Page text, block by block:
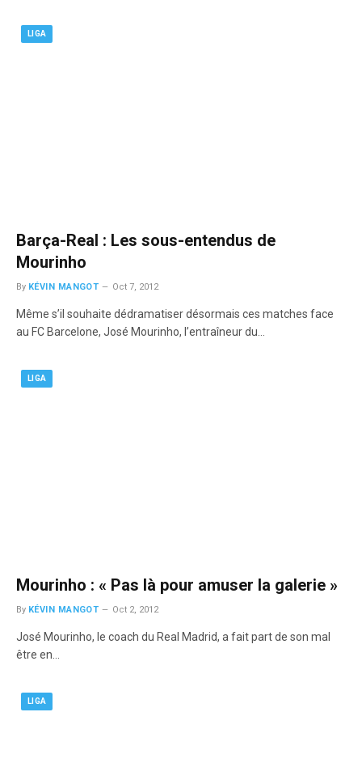
LIGA
Barça-Real : Les sous-entendus de
Mourinho
By KÉVIN MANGOT Oct 7, 2012
Même s’il souhaite dédramatiser désormais ces matches face
au FC Barcelone, José Mourinho, l’entraîneur du…
LIGA
Mourinho : « Pas là pour amuser la galerie »
By KÉVIN MANGOT Oct 2, 2012
José Mourinho, le coach du Real Madrid, a fait part de son mal
être en…
LIGA